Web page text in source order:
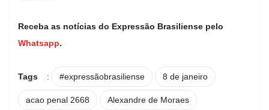
Receba as notícias do Expressão Brasiliense pelo
Whatsapp.
Tags : #expressãobrasiliense 8 de janeiro
acao penal 2668 Alexandre de Moraes